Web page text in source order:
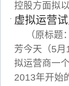
控股方面拟
虚拟运营
（原标
芳今天（5
拟运营商一
2013年开始